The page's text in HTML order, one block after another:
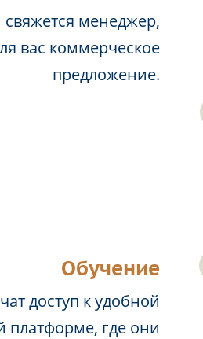
менеджер,
вас коммерческое
предложение.
Обучение
доступ к удобной
платформе, где они